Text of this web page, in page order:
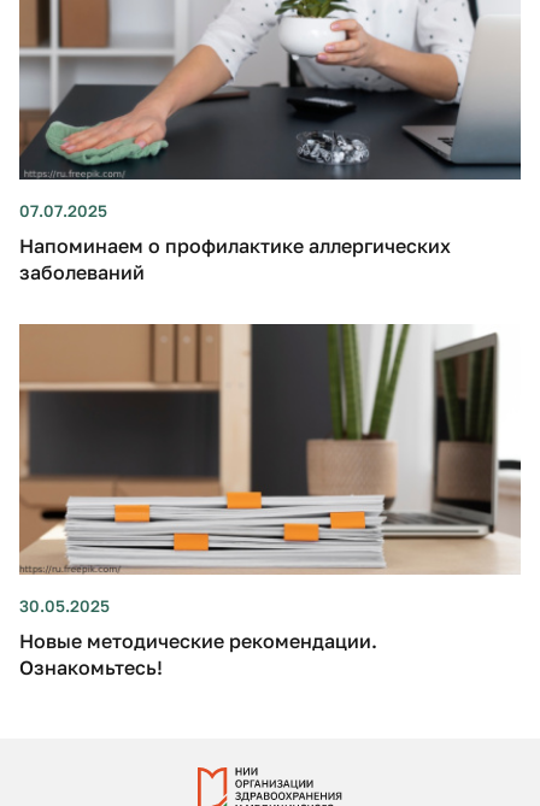
07.07.2025
Напоминаем о профилактике аллергических
заболеваний
30.05.2025
Новые методические рекомендации.
Ознакомьтесь!